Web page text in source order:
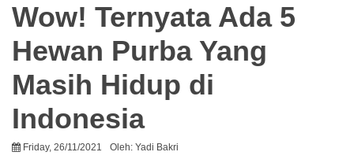
Wow! Ternyata Ada 5
Hewan Purba Yang
Masih Hidup di
Indonesia
Friday, 26/11/2021 Oleh: Yadi Bakri